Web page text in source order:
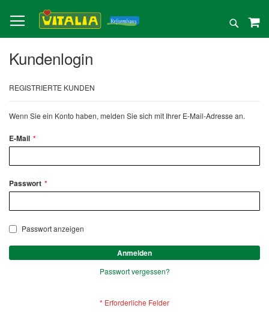
zum
Inhalt
Suche
Kundenlogin
REGISTRIERTE KUNDEN
Wenn Sie ein Konto haben, melden Sie sich mit Ihrer E-Mail-Adresse an.
E-Mail
Passwort
Passwort anzeigen
Anmelden
Passwort vergessen?